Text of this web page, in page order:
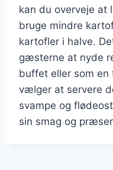
kan du overveje at
bruge mindre
kartofler i halve.
gæsterne at nyde
buffet eller som en
vælger at servere
svampe og
sin smag og